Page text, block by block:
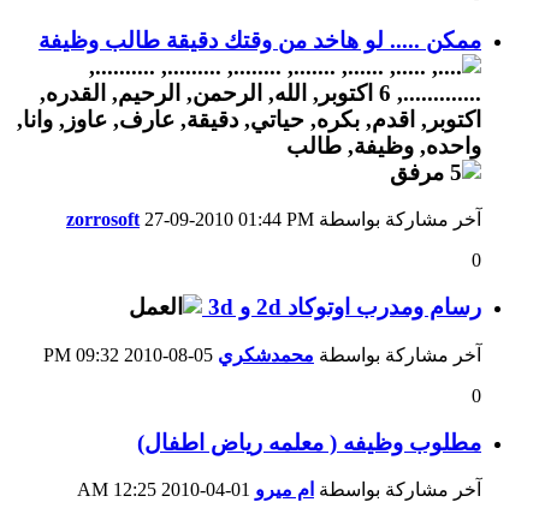
ممكن ..... لو هاخد من وقتك دقيقة طالب وظيفة
آخر مشاركة بواسطة zorrosoft 27-09-2010 01:44 PM
0
رسام ومدرب اوتوكاد 2d و 3d
آخر مشاركة بواسطة محمدشكري
09:32 PM
0
مطلوب وظيفه ( معلمه رياض اطفال)
آخر مشاركة بواسطة ام ميرو
12:25 AM